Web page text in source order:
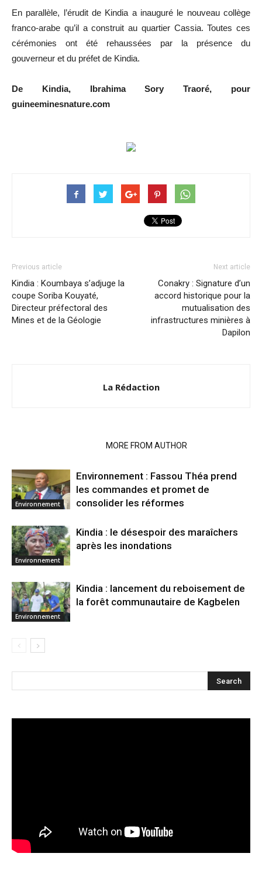
En parallèle, l’érudit de Kindia a inauguré le nouveau collège
franco-arabe qu’il a construit au quartier Cassia. Toutes ces
cérémonies ont été rehaussées par la présence du
gouverneur et du préfet de Kindia.
De Kindia, Ibrahima Sory Traoré, pour
guineeminesnature.com
Previous article
Kindia : Koumbaya s’adjuge la
coupe Soriba Kouyaté,
Directeur préfectoral des
Mines et de la Géologie
Next article
Conakry : Signature d’un
accord historique pour la
mutualisation des
infrastructures minières à
Dapilon
La Rédaction
MORE FROM AUTHOR
Environnement
Environnement : Fassou Théa prend
les commandes et promet de
consolider les réformes
Environnement
Kindia : le désespoir des maraîchers
après les inondations
Environnement
Kindia : lancement du reboisement de
la forêt communautaire de Kagbelen